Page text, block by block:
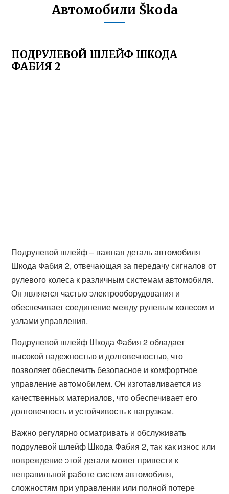
Автомобили Škoda
ПОДРУЛЕВОЙ ШЛЕЙФ ШКОДА
ФАБИЯ 2
Подрулевой шлейф – важная деталь автомобиля
Шкода Фабия 2, отвечающая за передачу сигналов от
рулевого колеса к различным системам автомобиля.
Он является частью электрооборудования и
обеспечивает соединение между рулевым колесом и
узлами управления.
Подрулевой шлейф Шкода Фабия 2 обладает
высокой надежностью и долговечностью, что
позволяет обеспечить безопасное и комфортное
управление автомобилем. Он изготавливается из
качественных материалов, что обеспечивает его
долговечность и устойчивость к нагрузкам.
Важно регулярно осматривать и обслуживать
подрулевой шлейф Шкода Фабия 2, так как износ или
повреждение этой детали может привести к
неправильной работе систем автомобиля,
сложностям при управлении или полной потере